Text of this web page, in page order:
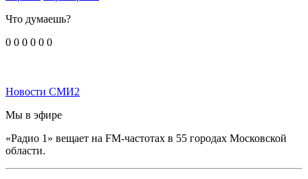
Что думаешь?
0 0 0 0 0 0
Новости СМИ2
Мы в эфире
«Радио 1» вещает на FM-частотах в 55 городах Московской
области.